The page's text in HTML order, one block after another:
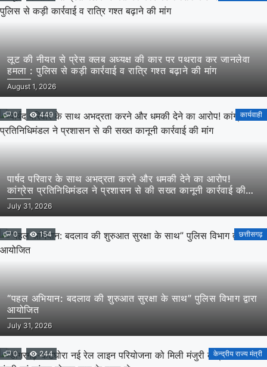
लूट की नीयत से प्रेस क्लब अध्यक्ष की कार पर पथराव कर जानलेवा
हमला : पुलिस से कड़ी कार्रवाई व रात्रि गश्त बढ़ाने की मांग
August 1, 2026
0 449 कार्यवाही
पार्षद परिवार के साथ अभद्रता करने और धमकी देने का आरोप!
कांग्रेस प्रतिनिधिमंडल ने प्रशासन से की सख्त कानूनी कार्रवाई की
मांग
July 31, 2026
0 154 छत्तीसगढ़
“पहल अभियान: बदलाव की शुरुआत सुरक्षा के साथ” पुलिस विभाग द्वारा
आयोजित
July 31, 2026
0 244 केन्द्रीय राज्य मंत्री